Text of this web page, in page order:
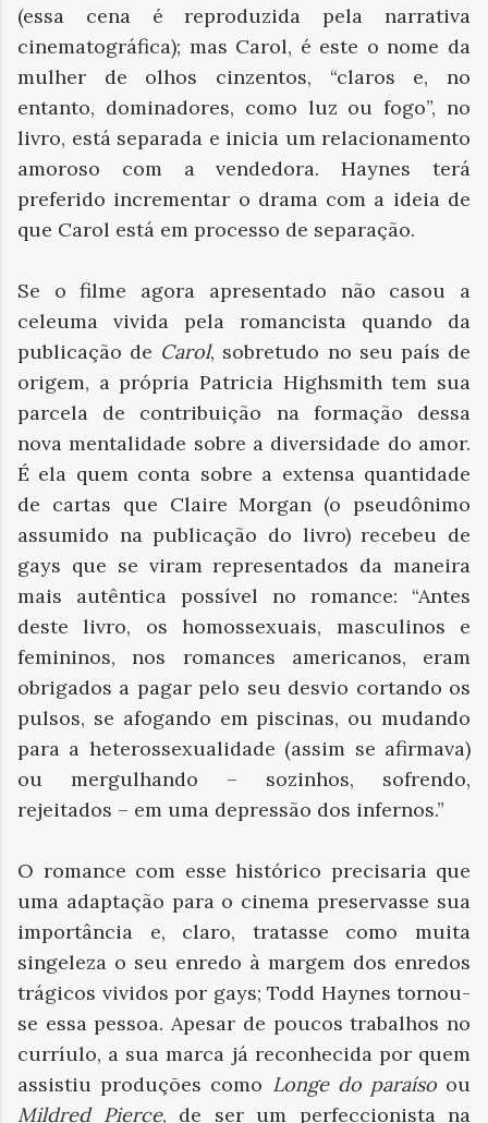
(essa cena é reproduzida pela narrativa
cinematográfica); mas Carol, é este o nome da
mulher de olhos cinzentos, “claros e, no
entanto, dominadores, como luz ou fogo”, no
livro, está separada e inicia um relacionamento
amoroso com a vendedora. Haynes terá
preferido incrementar o drama com a ideia de
que Carol está em processo de separação.
Se o filme agora apresentado não casou a
celeuma vivida pela romancista quando da
publicação de Carol, sobretudo no seu país de
origem, a própria Patricia Highsmith tem sua
parcela de contribuição na formação dessa
nova mentalidade sobre a diversidade do amor.
É ela quem conta sobre a extensa quantidade
de cartas que Claire Morgan (o pseudônimo
assumido na publicação do livro) recebeu de
gays que se viram representados da maneira
mais autêntica possível no romance: “Antes
deste livro, os homossexuais, masculinos e
femininos, nos romances americanos, eram
obrigados a pagar pelo seu desvio cortando os
pulsos, se afogando em piscinas, ou mudando
para a heterossexualidade (assim se afirmava)
ou mergulhando – sozinhos, sofrendo,
rejeitados – em uma depressão dos infernos.”
O romance com esse histórico precisaria que
uma adaptação para o cinema preservasse sua
importância e, claro, tratasse como muita
singeleza o seu enredo à margem dos enredos
trágicos vividos por gays; Todd Haynes tornou-
se essa pessoa. Apesar de poucos trabalhos no
curríulo, a sua marca já reconhecida por quem
assistiu produções como Longe do paraísoou
Mildred Pierce, de ser um perfeccionista na